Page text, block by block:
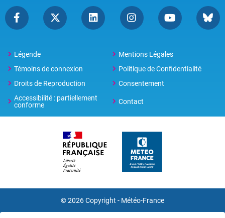
Légende
Mentions Légales
Témoins de connexion
Politique de Confidentialité
Droits de Reproduction
Consentement
Accessibilité : partiellement
conforme
Contact
© 2026 Copyright - Météo-France